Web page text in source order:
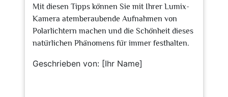
Mit diesen Tipps können Sie mit Ihrer Lumix-
Kamera atemberaubende Aufnahmen von
Polarlichtern machen und die Schönheit dieses
natürlichen Phänomens für immer festhalten.
Geschrieben von: [Ihr Name]